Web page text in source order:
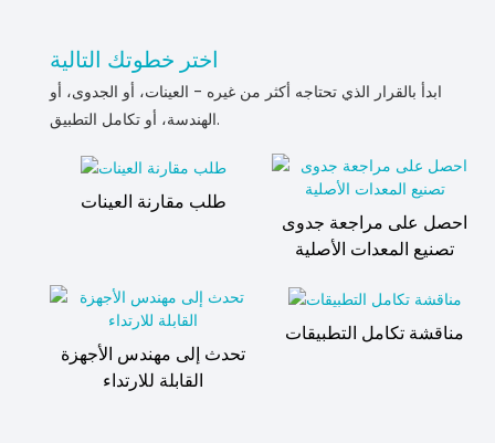
اختر خطوتك التالية
ابدأ بالقرار الذي تحتاجه أكثر من غيره - العينات، أو الجدوى، أو
الهندسة، أو تكامل التطبيق.
طلب مقارنة العينات
احصل على مراجعة جدوى
تصنيع المعدات الأصلية
تحدث إلى مهندس الأجهزة
القابلة للارتداء
مناقشة تكامل التطبيقات